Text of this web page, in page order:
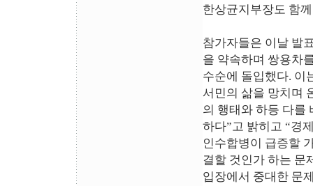
한상균지부장도 함
참가자들은 이날 발
을 약속하며 쌍용차
수순에 돌입했다. 이
서민의 삶을 망치며
의 행태와 하등 다를
하다”고 밝히고 “경
인수합병이 급증할
결할 것인가 하는 문
입장에서 중대한 문